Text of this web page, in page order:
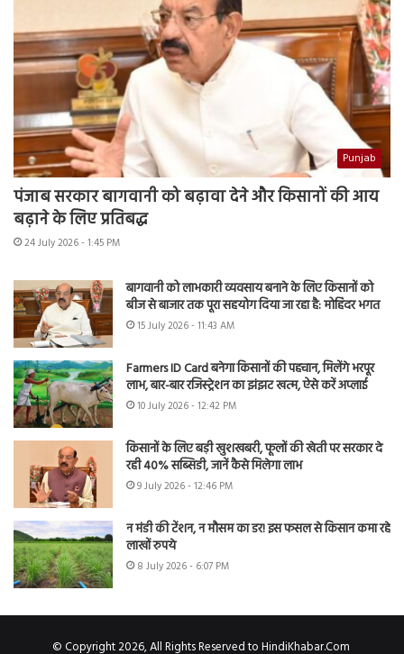
Punjab
पंजाब सरकार बागवानी को बढ़ावा देने और किसानों की आय
बढ़ाने के लिए प्रतिबद्ध
24 July 2026 - 1:45 PM
बागवानी को लाभकारी व्यवसाय बनाने के लिए किसानों को
बीज से बाजार तक पूरा सहयोग दिया जा रहा है: मोहिंदर भगत
15 July 2026 - 11:43 AM
Farmers ID Card बनेगा किसानों की पहचान, मिलेंगे भरपूर
लाभ, बार-बार रजिस्ट्रेशन का झंझट खत्म, ऐसे करें अप्लाई
10 July 2026 - 12:42 PM
किसानों के लिए बड़ी खुशखबरी, फूलों की खेती पर सरकार दे
रही 40% सब्सिडी, जानें कैसे मिलेगा लाभ
9 July 2026 - 12:46 PM
न मंडी की टेंशन, न मौसम का डर! इस फसल से किसान कमा रहे
लाखों रुपये
8 July 2026 - 6:07 PM
© Copyright 2026, All Rights Reserved to HindiKhabar.Com